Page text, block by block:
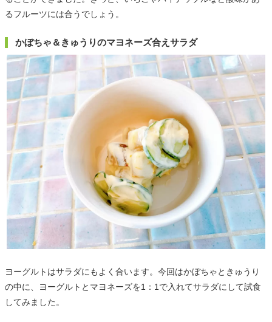
るフルーツには合うでしょう。
かぼちゃ＆きゅうりのマヨネーズ合えサラダ
ヨーグルトはサラダにもよく合います。今回はかぼちゃときゅうり
の中に、ヨーグルトとマヨネーズを1：1で入れてサラダにして試食
してみました。